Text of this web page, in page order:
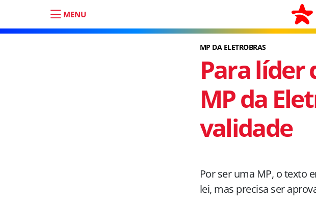
MENU
MP DA ELETROBRAS
Para líder
MP da
validade
Por ser uma MP, o texto
lei, mas precisa ser